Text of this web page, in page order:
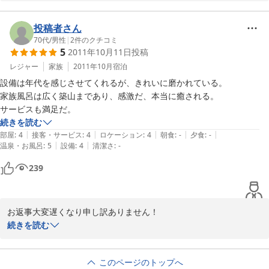
又のお越しお待ちしています。
ネットでの扱い方が良くわからず大変遅い返事に
なってしまい申し訳有りませんでした。
館主！
2011-12-12
投稿者さん
70代/男性 |2件のクチコミ
5 2011年10月11日投稿
レジャー 家族 2011年10月宿泊
設備は年代を感じさせてくれるが、きれいに磨かれている。
家族風呂は広く築山まであり、感激だ、本当に癒される。
サービスも満足だ。
続きを読む
部屋: 4 | 接客・サービス: 4 | ロケーション: 4 | 朝食: - | 夕食: - |
温泉・お風呂: 5 | 設備: 4 | 清潔さ: -
239
お返事大変遅くなり申し訳ありません！
ネットでのどの様な場所にお客様の感想があるのか知りませんでし
たどり着き大変良い感想文をいただき有難うございました。
又のお越しをお待ちしています。
続きを読む
このページのトップへ